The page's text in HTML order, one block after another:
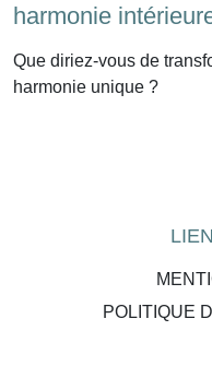
harmonie
Que diriez-vous de
harmonie unique ?
POLITIQUE